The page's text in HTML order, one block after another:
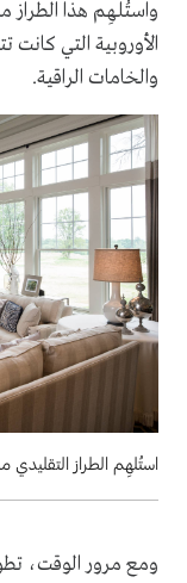
واستُلهِم هذا الطراز
الأوروبية التي كانت
والخامات الراقية.
استُلهِم الطراز التقليدي
ومع مرور الوقت،